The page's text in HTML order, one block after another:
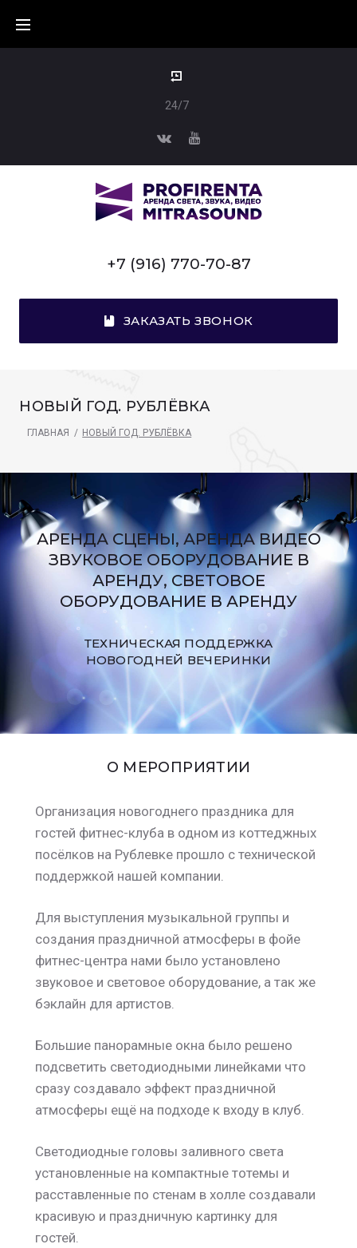
24/7
+7 (916) 770-70-87
ЗАКАЗАТЬ ЗВОНОК
НОВЫЙ ГОД. РУБЛЁВКА
ГЛАВНАЯ / НОВЫЙ ГОД. РУБЛЁВКА
АРЕНДА СЦЕНЫ, АРЕНДА ВИДЕО
ЗВУКОВОЕ ОБОРУДОВАНИЕ В
АРЕНДУ, СВЕТОВОЕ
ОБОРУДОВАНИЕ В АРЕНДУ
ТЕХНИЧЕСКАЯ ПОДДЕРЖКА
НОВОГОДНЕЙ ВЕЧЕРИНКИ
О МЕРОПРИЯТИИ
Организация новогоднего праздника для
гостей фитнес-клуба в одном из коттеджных
посёлков на Рублевке прошло с технической
поддержкой нашей компании.
Для выступления музыкальной группы и
создания праздничной атмосферы в фойе
фитнес-центра нами было установлено
звуковое и световое оборудование, а так же
бэклайн для артистов.
Большие панорамные окна было решено
подсветить светодиодными линейками что
сразу создавало эффект праздничной
атмосферы ещё на подходе к входу в клуб.
Светодиодные головы заливного света
установленные на компактные тотемы и
расставленные по стенам в холле создавали
красивую и праздничную картинку для
гостей.